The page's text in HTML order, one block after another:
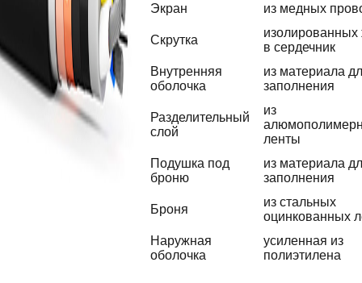
Экран
из медных
Скрутка
изолированных
в сердечник
Внутренняя
оболочка
из материала
заполнения
Разделительный
слой
из
ленты
Подушка под
броню
из материала
заполнения
Броня
из стальных
оцинкованных
Наружная
оболочка
усиленная из
полиэтилена